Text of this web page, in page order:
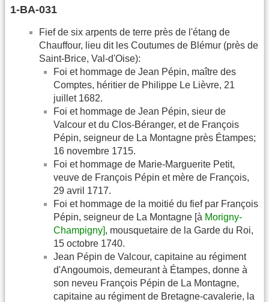
1-BA-031
Fief de six arpents de terre près de l'étang de
Chauffour, lieu dit les Coutumes de Blémur (près de
Saint-Brice, Val-d'Oise):
Foi et hommage de Jean Pépin, maître des
Comptes, héritier de Philippe Le Lièvre, 21
juillet 1682.
Foi et hommage de Jean Pépin, sieur de
Valcour et du Clos-Béranger, et de François
Pépin, seigneur de La Montagne près Étampes;
16 novembre 1715.
Foi et hommage de Marie-Marguerite Petit,
veuve de François Pépin et mère de François,
29 avril 1717.
Foi et hommage de la moitié du fief par François
Pépin, seigneur de La Montagne [à Morigny-
Champigny], mousquetaire de la Garde du Roi,
15 octobre 1740.
Jean Pépin de Valcour, capitaine au régiment
d'Angoumois, demeurant à Étampes, donne à
son neveu François Pépin de La Montagne,
capitaine au régiment de Bretagne-cavalerie, la